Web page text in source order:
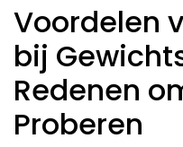
Voordelen
bij
Redenen
Proberen